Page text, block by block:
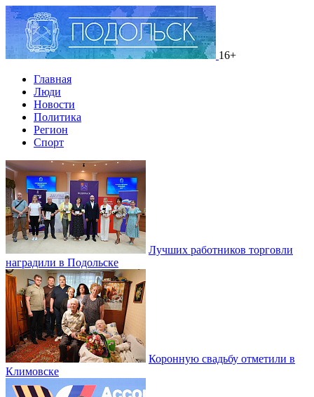
16+
Главная
Люди
Новости
Политика
Регион
Спорт
Лучших работников торговли
наградили в Подольске
Коронную свадьбу отметили в
Климовске